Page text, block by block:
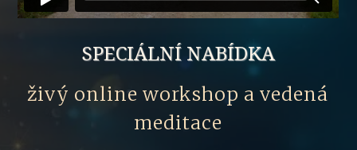
SPECIÁLNÍ NABÍDKA
živý online workshop a vedená
meditace